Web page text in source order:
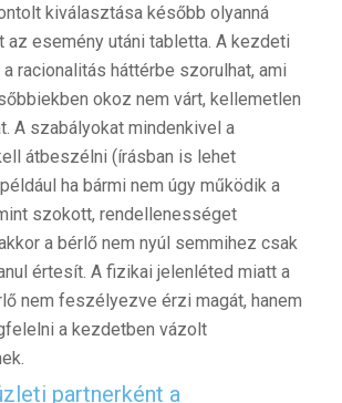
kiválasztása később olyanná
az esemény utáni tabletta. A kezdeti
racionalitás háttérbe szorulhat, ami
okoz nem várt, kellemetlen
A szabályokat mindenkivel a
átbeszélni (írásban is lehet
ha bármi nem úgy működik a
szokott, rendellenességet
a bérlő nem nyúl semmihez csak
értesít. A fizikai jelenléted miatt a
nem feszélyezve érzi magát, hanem
a kezdetben vázolt
partnerként a